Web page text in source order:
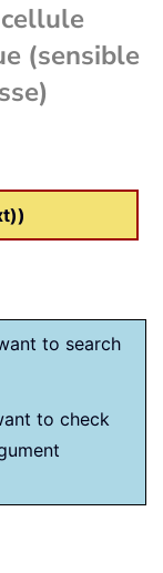
(sensible
to search
to check